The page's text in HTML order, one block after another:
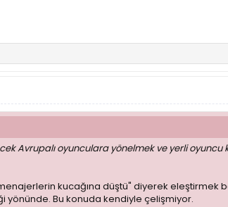
Avrupalı oyunculara yönelmek ve yerli
kucağına düştü" diyerek eleştirmek
yönünde. Bu konuda kendiyle çelişmiyor.